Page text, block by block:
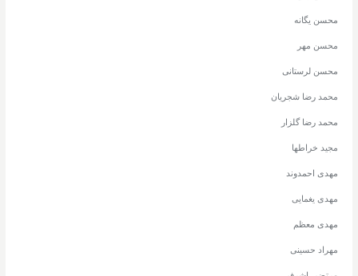
محسن یگانه
محسن مهر
محسن لرستانی
محمد رضا شجریان
محمد رضا گلزار
مجید خراطها
مهدی احمدوند
مهدی یغمایی
مهدی معظم
مهراد حسینی